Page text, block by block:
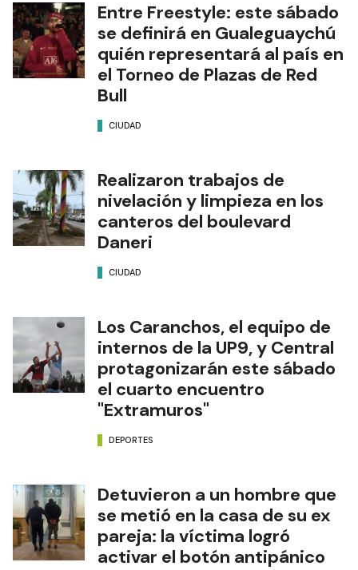
Entre Freestyle: este sábado
se definirá en Gualeguaychú
quién representará al país en
el Torneo de Plazas de Red
Bull
CIUDAD
Realizaron trabajos de
nivelación y limpieza en los
canteros del boulevard
Daneri
CIUDAD
Los Caranchos, el equipo de
internos de la UP9, y Central
protagonizarán este sábado
el cuarto encuentro
"Extramuros"
DEPORTES
Detuvieron a un hombre que
se metió en la casa de su ex
pareja: la víctima logró
activar el botón antipánico